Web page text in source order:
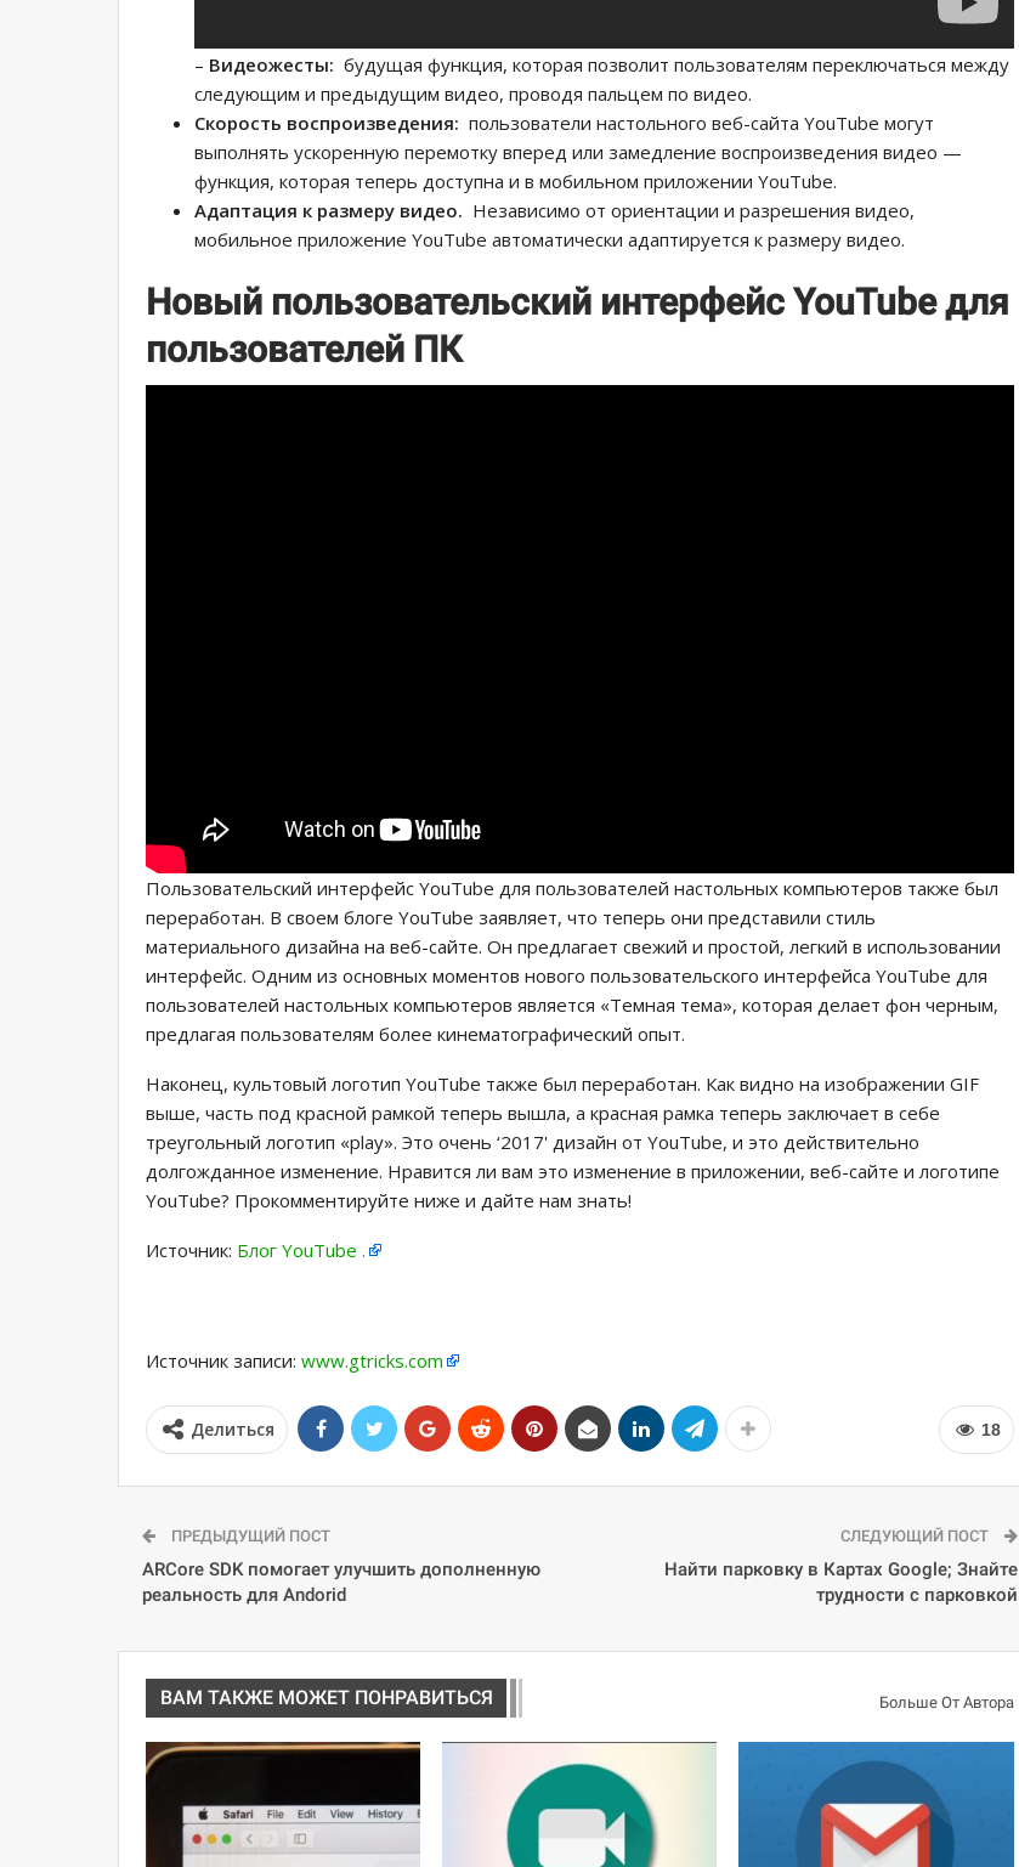
– Видеожесты: будущая функция, которая позволит пользователям переключаться между
следующим и предыдущим видео, проводя пальцем по видео.
Скорость воспроизведения: пользователи настольного веб-сайта YouTube могут
выполнять ускоренную перемотку вперед или замедление воспроизведения видео —
функция, которая теперь доступна и в мобильном приложении YouTube.
Адаптация к размеру видео. Независимо от ориентации и разрешения видео,
мобильное приложение YouTube автоматически адаптируется к размеру видео.
Новый пользовательский интерфейс YouTube для
пользователей ПК
Пользовательский интерфейс YouTube для пользователей настольных компьютеров также был
переработан. В своем блоге YouTube заявляет, что теперь они представили стиль
материального дизайна на веб-сайте. Он предлагает свежий и простой, легкий в использовании
интерфейс. Одним из основных моментов нового пользовательского интерфейса YouTube для
пользователей настольных компьютеров является «Темная тема», которая делает фон черным,
предлагая пользователям более кинематографический опыт.
Наконец, культовый логотип YouTube также был переработан. Как видно на изображении GIF
выше, часть под красной рамкой теперь вышла, а красная рамка теперь заключает в себе
треугольный логотип «play». Это очень ‘2017' дизайн от YouTube, и это действительно
долгожданное изменение. Нравится ли вам это изменение в приложении, веб-сайте и логотипе
YouTube? Прокомментируйте ниже и дайте нам знать!
Источник: Блог YouTube .
Источник записи: www.gtricks.com
18
Делиться
ПРЕДЫДУЩИЙ ПОСТ
ARCore SDK помогает улучшить дополненную
реальность для Andorid
СЛЕДУЮЩИЙ ПОСТ
Найти парковку в Картах Google; Знайте
трудности с парковкой
ВАМ ТАКЖЕ МОЖЕТ ПОНРАВИТЬСЯ Больше От Автора